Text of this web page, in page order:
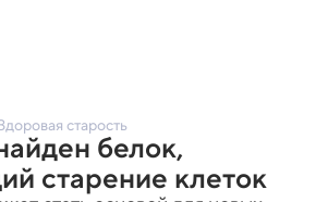
старость
белок,
старение клеток